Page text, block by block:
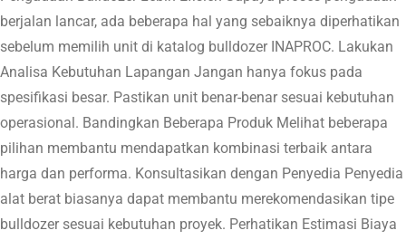
berjalan lancar, ada beberapa hal yang sebaiknya diperhatikan
sebelum memilih unit di katalog bulldozer INAPROC. Lakukan
Analisa Kebutuhan Lapangan Jangan hanya fokus pada
spesifikasi besar. Pastikan unit benar-benar sesuai kebutuhan
operasional. Bandingkan Beberapa Produk Melihat beberapa
pilihan membantu mendapatkan kombinasi terbaik antara
harga dan performa. Konsultasikan dengan Penyedia Penyedia
alat berat biasanya dapat membantu merekomendasikan tipe
bulldozer sesuai kebutuhan proyek. Perhatikan Estimasi Biaya